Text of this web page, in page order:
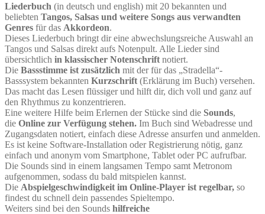
Liederbuch (in deutsch und english) mit 20 bekannten und
beliebten Tangos, Salsas und weitere Songs aus verwandten
Genres für das Akkordeon.
Dieses Liederbuch bringt dir eine abwechslungsreiche Auswahl an
Tangos und Salsas direkt aufs Notenpult. Alle Lieder sind
übersichtlich in klassischer Notenschrift notiert.
Die Bassstimme ist zusätzlich mit der für das „Stradella“-
Basssystem bekannten Kurzschrift (Erklärung im Buch) versehen.
Das macht das Lesen flüssiger und hilft dir, dich voll und ganz auf
den Rhythmus zu konzentrieren.
Eine weitere Hilfe beim Erlernen der Stücke sind die Sounds,
die Online zur Verfügung stehen. Im Buch sind Webadresse und
Zugangsdaten notiert, einfach diese Adresse ansurfen und anmelden.
Es ist keine Software-Installation oder Registrierung nötig, ganz
einfach und anonym vom Smartphone, Tablet oder PC aufrufbar.
Die Sounds sind in einem langsamen Tempo samt Metronom
aufgenommen, sodass du bald mitspielen kannst.
Die Abspielgeschwindigkeit im Online-Player ist regelbar, so
findest du schnell dein passendes Spieltempo.
Weiters sind bei den Sounds hilfreiche